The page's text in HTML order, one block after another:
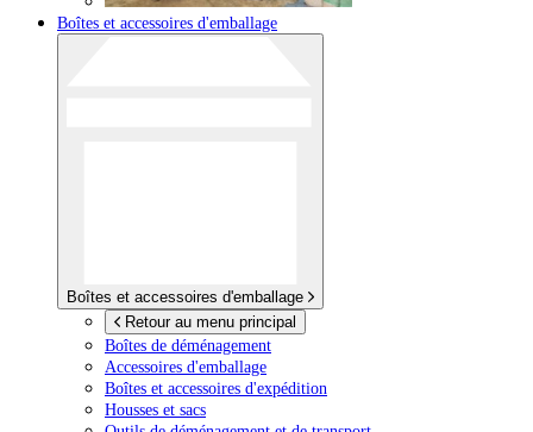
Boîtes et accessoires d'emballage
Boîtes et accessoires d'emballage
Retour au menu principal
Boîtes de déménagement
Accessoires d'emballage
Boîtes et accessoires d'expédition
Housses et sacs